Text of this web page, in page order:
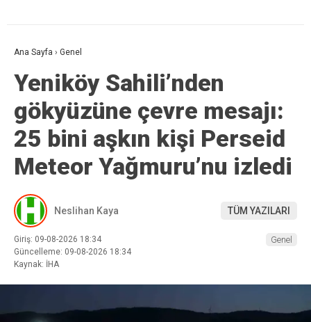
Ana Sayfa › Genel
Yeniköy Sahili’nden
gökyüzüne çevre mesajı:
25 bini aşkın kişi Perseid
Meteor Yağmuru’nu izledi
Neslihan Kaya TÜM YAZILARI
Giriş: 09-08-2026 18:34
Güncelleme: 09-08-2026 18:34
Kaynak: İHA
Genel